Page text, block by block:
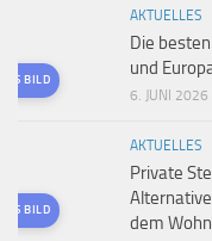
BILD
AKTUELLES
Die
und
6. JUNI 2026
BILD
AKTUELLES
Private
dem